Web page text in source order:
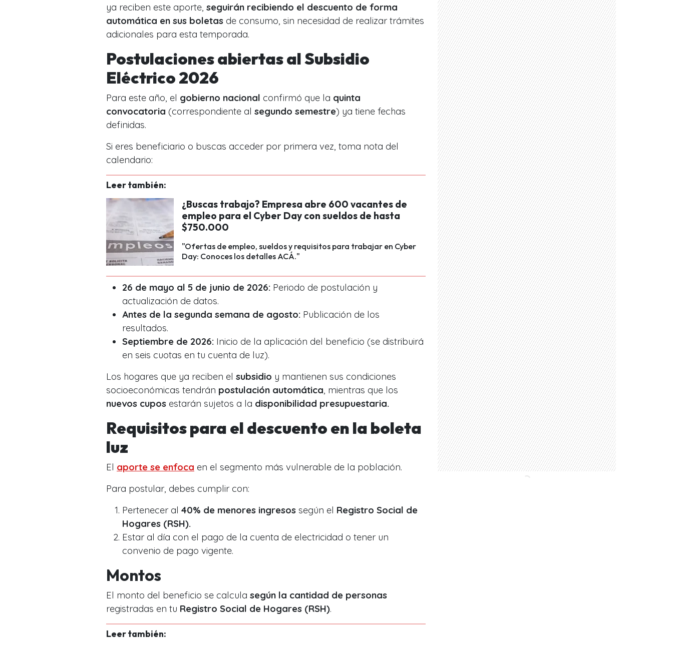
ya reciben este aporte, seguirán recibiendo el descuento de forma
automática en sus boletas de consumo, sin necesidad de realizar trámites
adicionales para esta temporada.
Postulaciones abiertas al Subsidio
Eléctrico 2026
Para este año, el gobierno nacional confirmó que la quinta
convocatoria (correspondiente al segundo semestre) ya tiene fechas
definidas.
Si eres beneficiario o buscas acceder por primera vez, toma nota del
calendario:
Leer también:
¿Buscas trabajo? Empresa abre 600 vacantes de
empleo para el Cyber Day con sueldos de hasta
$750.000
"Ofertas de empleo, sueldos y requisitos para trabajar en Cyber
Day: Conoces los detalles ACÁ."
26 de mayo al 5 de junio de 2026: Periodo de postulación y
actualización de datos.
Antes de la segunda semana de agosto: Publicación de los
resultados.
Septiembre de 2026: Inicio de la aplicación del beneficio (se distribuirá
en seis cuotas en tu cuenta de luz).
Los hogares que ya reciben el subsidio y mantienen sus condiciones
socioeconómicas tendrán postulación automática , mientras que los
nuevos cupos estarán sujetos a la disponibilidad presupuestaria.
Requisitos para el descuento en la boleta
luz
El aporte se enfoca en el segmento más vulnerable de la población.
Para postular, debes cumplir con:
Pertenecer al 40% de menores ingresos según el Registro Social de
Hogares (RSH).
Estar al día con el pago de la cuenta de electricidad o tener un
convenio de pago vigente.
Montos
El monto del beneficio se calcula según la cantidad de personas
registradas en tu Registro Social de Hogares (RSH).
Leer también: